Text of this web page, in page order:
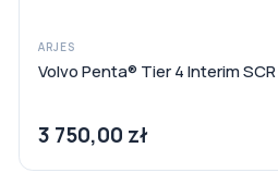
ARJES
Volvo Penta® Tier 4 Interim
3 750,00 zł